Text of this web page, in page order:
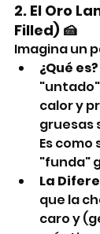
2. El Oro
Filled) 🍰
Imagina un
¿Qué es?
calor y
gruesas
Es como
"funda"
La
que la
caro y